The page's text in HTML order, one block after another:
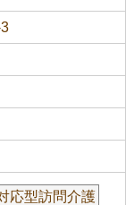
応型訪問介護